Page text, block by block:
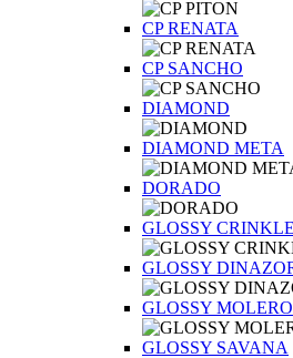
CP RENATA
CP SANCHO
DIAMOND
DIAMOND META
DORADO
GLOSSY CRINKLE
GLOSSY
GLOSSY MOLERO
GLOSSY SAVANA